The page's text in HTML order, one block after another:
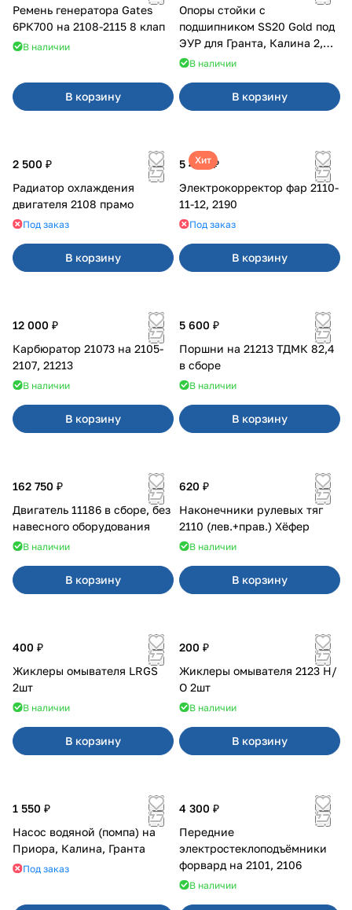
Ремень генератора Gates
6РК700 на 2108-2115 8 клап
В наличии
В корзину
Опоры стойки с
подшипником SS20 Gold под
ЭУР для Гранта, Калина 2,
Datsun
В наличии
В корзину
2 500 ₽
Радиатор охлаждения
двигателя 2108 прамо
Под заказ
В корзину
Хит
5 400 ₽
Электрокорректор фар 2110-
11-12, 2190
Под заказ
В корзину
12 000 ₽
Карбюратор 21073 на 2105-
2107, 21213
В наличии
В корзину
5 600 ₽
Поршни на 21213 ТДМК 82,4
в сборе
В наличии
В корзину
162 750 ₽
Двигатель 11186 в сборе, без
навесного оборудования
В наличии
В корзину
620 ₽
Наконечники рулевых тяг
2110 (лев.+прав.) Хёфер
В наличии
В корзину
400 ₽
Жиклеры омывателя LRGS
2шт
В наличии
В корзину
200 ₽
Жиклеры омывателя 2123 Н/
О 2шт
В наличии
В корзину
1 550 ₽
Насос водяной (помпа) на
Приора, Калина, Гранта
Под заказ
4 300 ₽
Передние
электростеклоподъёмники
форвард на 2101, 2106
В наличии